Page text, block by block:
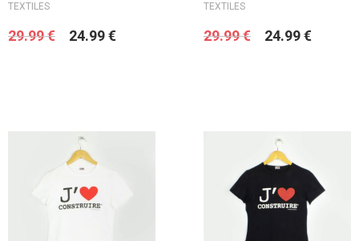
TEXTILES
29.99€ 24.99€
TEXTILES
29.99€ 24.99€